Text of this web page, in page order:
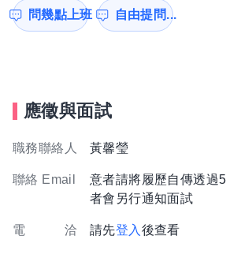
問幾點上班 自由提問...
應徵與面試
職務聯絡人 黃馨瑩
聯絡 Email
意者請將履歷自傳透過
者會另行通知面試
電 洽 請先登入 後查看